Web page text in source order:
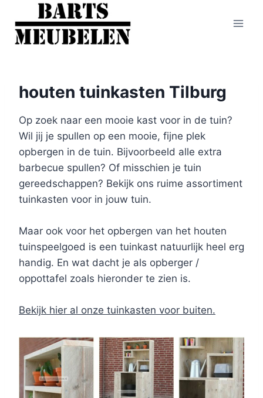
Doorgaan
naar
inhoud
houten tuinkasten Tilburg
Op zoek naar een mooie kast voor in de tuin?
Wil jij je spullen op een mooie, fijne plek
opbergen in de tuin. Bijvoorbeeld alle extra
barbecue spullen? Of misschien je tuin
gereedschappen? Bekijk ons ruime assortiment
tuinkasten voor in jouw tuin.
Maar ook voor het opbergen van het houten
tuinspeelgoed is een tuinkast natuurlijk heel erg
handig. En wat dacht je als opberger /
oppottafel zoals hieronder te zien is.
Bekijk hier al onze tuinkasten voor buiten.